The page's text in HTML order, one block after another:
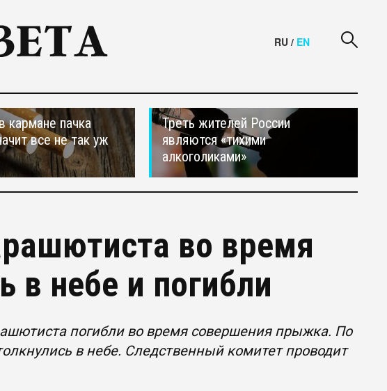
RU / EN
кармане пачка
все не так уж
Треть жителей России
являются «тихими
алкоголиками»
во время
в небе и погибли
погибли во время совершения прыжка. По
в небе. Следственный комитет проводит